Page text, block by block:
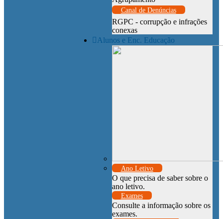
Canal de Denúncias
RGPC - corrupção e infrações
conexas
Alunos e Enc. Educação
Ano Letivo
O que precisa de saber sobre o
ano letivo.
Exames
Consulte a informação sobre os
exames.